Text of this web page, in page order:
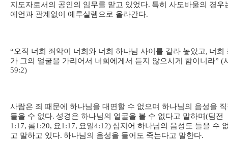
지도자로서의 공인의 임무를 맡고 있었다. 특히 사도바울의 경우
예언과 관계없이 예루살렘으로 올라간다.
“오직 너희 죄악이 너희와 너희 하나님 사이를 갈라 놓았고, 너희
가 그의 얼굴을 가리어서 너희에게서 듣지 않으시게 함이니라” (
59:2)
사람은 죄 때문에 하나님을 대면할 수 없으며 하나님의 음성을
들을 수 없다. 성경은 하나님의 얼굴을 볼 수 없다고 말하며(딤전
1:17, 롬1:20, 요1:17, 요일4:12) 심지어 하나님의 음성도 들을 수
고 말하고 있다. 하나님의 음성을 들어도 죽는다고 말한다.